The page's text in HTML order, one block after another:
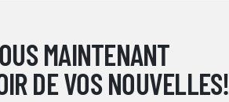
MAINTENANT
DE VOS NOUVELLES!